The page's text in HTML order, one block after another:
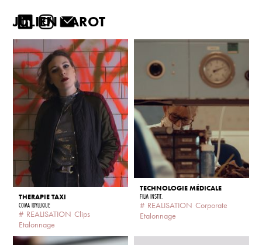
JULIEN CAROT
THERAPIE TAXI
COMA IDYLLIQUE
# REALISATION Clips
Etalonnage
TECHNOLOGIE MÉDICALE
FILM INSTIT.
# REALISATION Corporate
Etalonnage